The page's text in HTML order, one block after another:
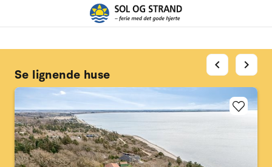
Se lignende huse
chevron_left chevron_right